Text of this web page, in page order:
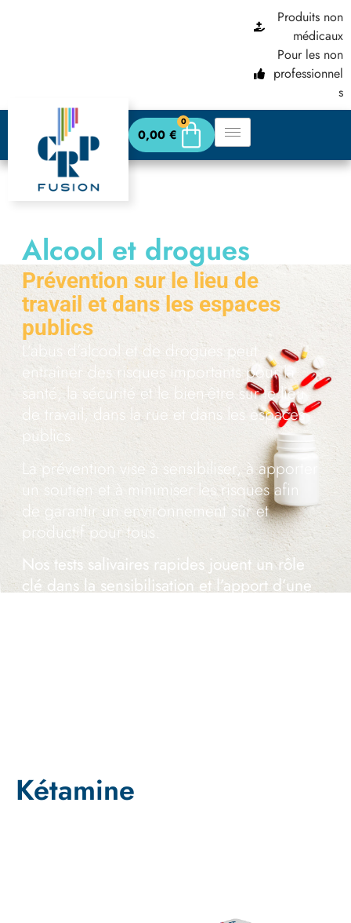
Produits non
médicaux
Pour les non
professionnel
s
0,00€
0
Alcool et drogues
Prévention sur le lieu de
travail et dans les espaces
publics
L’abus d’alcool et de drogues peut
entraîner des risques importants pour la
santé, la sécurité et le bien-être sur le lieu
de travail, dans la rue et dans les espaces
publics.
La prévention vise à sensibiliser, à apporter
un soutien et à minimiser les risques afin
de garantir un environnement sûr et
productif pour tous.
Nos tests salivaires rapides jouent un rôle
clé dans la sensibilisation et l’apport d’une
Kétamine